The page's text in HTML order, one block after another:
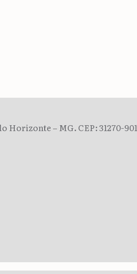
Horizonte – MG. CEP: 31270-901